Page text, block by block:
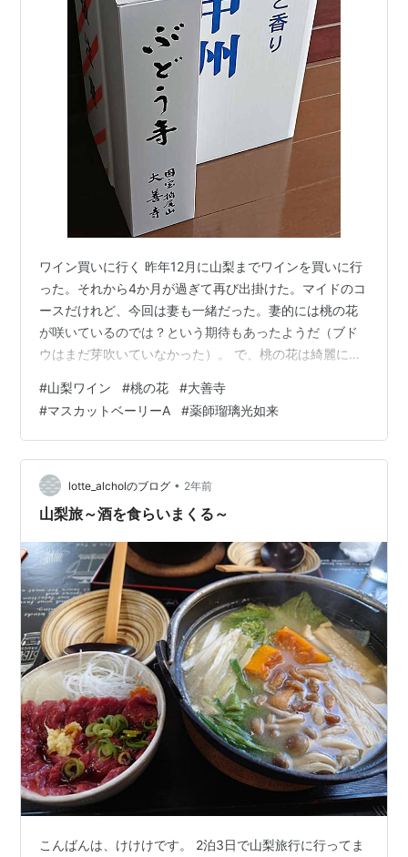
ワイン買いに行く 昨年12月に山梨までワインを買いに行
った。それから4か月が過ぎて再び出掛けた。マイドのコ
ースだけれど、今回は妻も一緒だった。妻的には桃の花
が咲いているのでは？という期待もあったようだ（ブド
ウはまだ芽吹いていなかった）。 で、桃の花は綺麗に咲
ない。そして遠景で様子を撮るコトは出来るけれど、至
近距離での撮影というワケにはなかなかいかない。人の
畑の中に入って行くワケにもいかないからねぇ。それに
道脇の枝があっても、構図・絵的にイイ感じの条件とい
うのも・・・あるだろうが、それを探すのも面倒だ（新
聞社はイイねぇ・・・以下リンクではヘリ空撮…
#山梨ワイン #桃の花 #大善寺
#マスカットベーリーA #薬師瑠璃光如来
lotte_alcholのブログ • 2年前
山梨旅～酒を食らいまくる～
こんばんは、けけけです。 2泊3日で山梨旅行に行ってま